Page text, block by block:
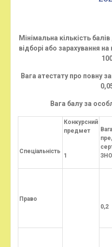
Мінімальна кількість
відборі або зарахування
Вага атестату про повну
Вага балу за
Спеціальність
Конкурсний
предмет
1
Вага
ЗНО
Право
0,2